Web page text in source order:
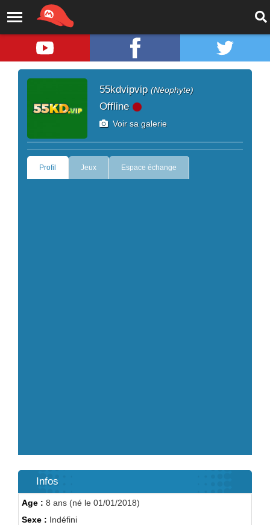
55kdvipvip (Néophyte)
Offline
Voir sa galerie
Profil Jeux Espace échange
Infos
Age : 8 ans (né le 01/01/2018)
Sexe : Indéfini